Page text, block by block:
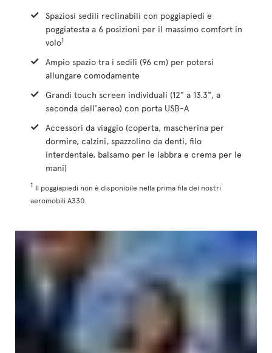
Spaziosi sedili reclinabili con poggiapiedi e
poggiatesta a 6 posizioni per il massimo comfort in
volo1
Ampio spazio tra i sedili (96 cm) per potersi
allungare comodamente
Grandi touch screen individuali (12" a 13.3", a
seconda dell'aereo) con porta USB-A
Accessori da viaggio (coperta, mascherina per
dormire, calzini, spazzolino da denti, filo
interdentale, balsamo per le labbra e crema per le
mani)
1 Il poggiapiedi non è disponibile nella prima fila dei nostri
aeromobili A330.